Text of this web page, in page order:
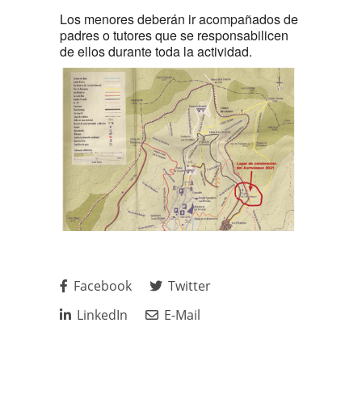
Los menores deberán ir acompañados de
padres o tutores que se responsabilicen
de ellos durante toda la actividad.
Facebook
Twitter
LinkedIn
E-Mail